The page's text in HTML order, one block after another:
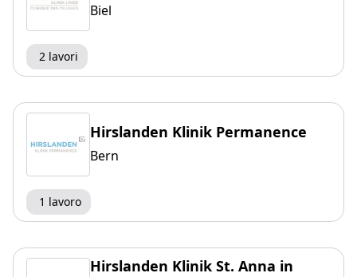
Biel
2 lavori
Hirslanden Klinik Permanence
Bern
1 lavoro
Hirslanden Klinik St. Anna in